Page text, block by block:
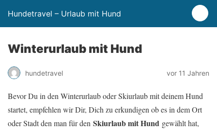
Hundetravel – Urlaub mit Hund
Winterurlaub mit Hund
hundetravel vor 11 Jahren
Bevor Du in den Winterurlaub oder Skiurlaub mit deinem Hund
startet, empfehlen wir Dir, Dich zu erkundigen ob es in dem Ort
oder Stadt den man für den Skiurlaub mit Hund gewählt hat,